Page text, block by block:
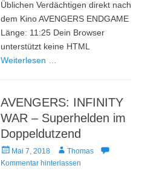
Üblichen Verdächtigen direkt nach
dem Kino AVENGERS ENDGAME
Länge: 11:25 Dein Browser
unterstützt keine HTML
Weiterlesen …
AVENGERS: INFINITY
WAR – Superhelden im
Doppeldutzend
Veröffentlicht
am
Mai 7, 2018 AutorThomas
Kommentar hinterlassen